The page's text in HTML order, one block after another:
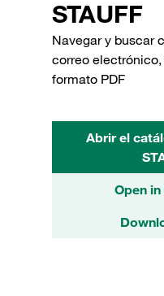
STAUFF
Navegar y buscar
correo
formato PDF
Abrir el
Open